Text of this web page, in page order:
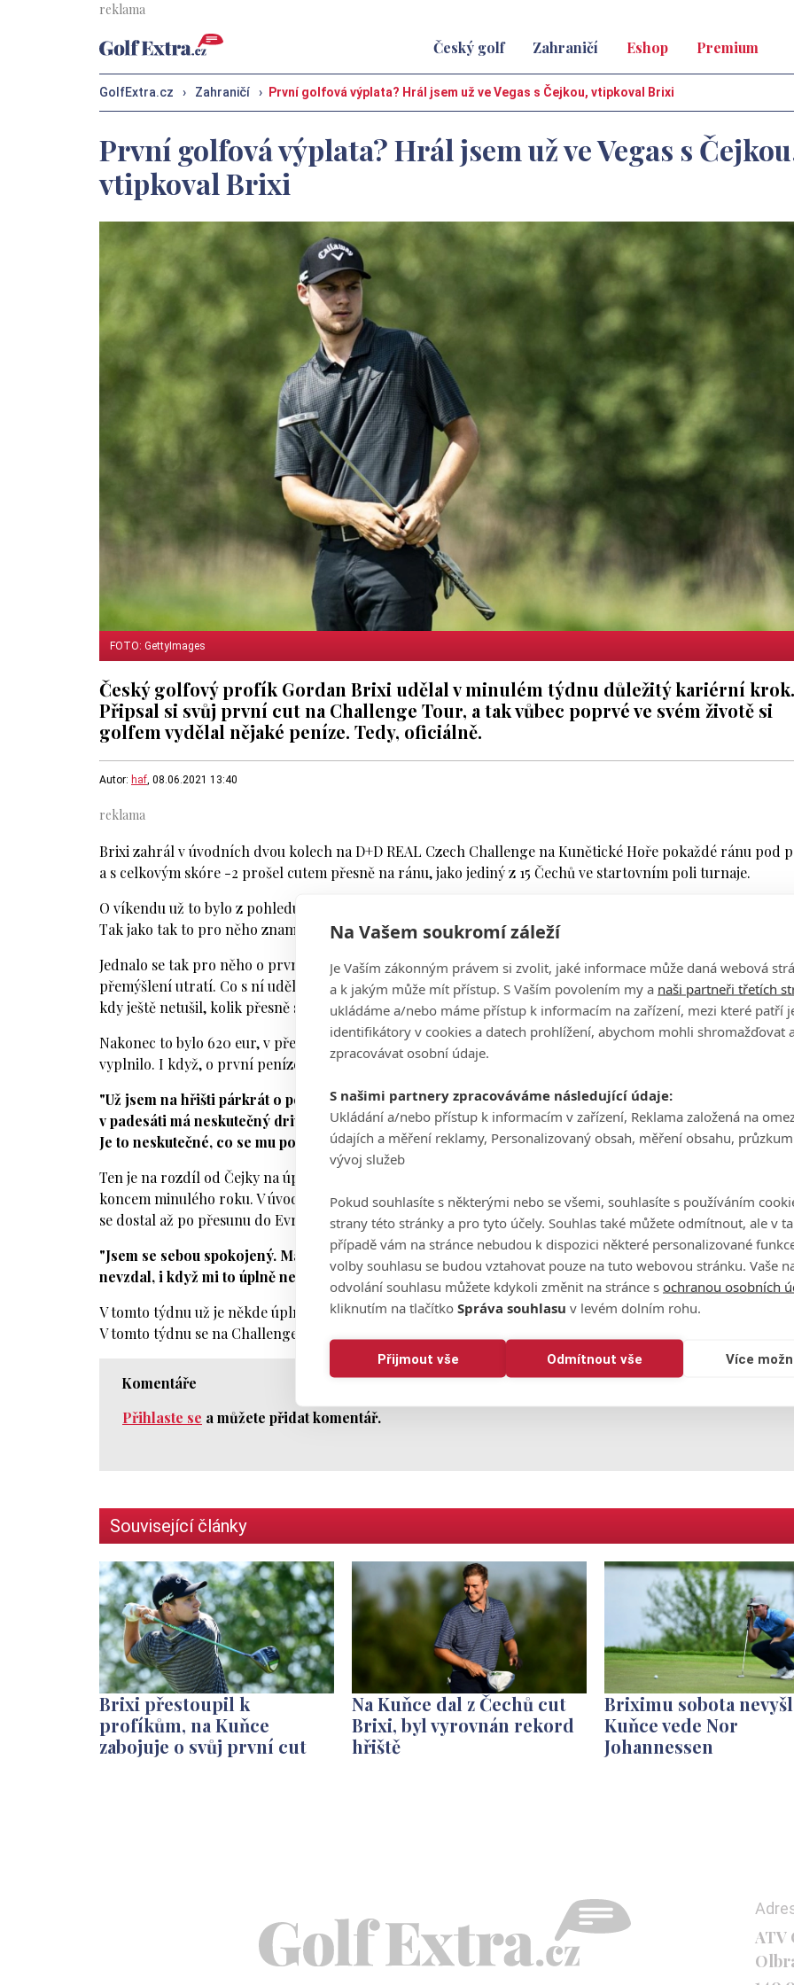
Na Vašem soukromí záleží
Je Vaším zákonným právem si zvolit, jaké informace může daná webová
a k jakým může mít přístup. S Vaším povolením my a naši partneři třetích
ukládáme a/nebo máme přístup k informacím na zařízení, mezi které patří
identifikátory v cookies a datech prohlížení, abychom mohli shromažďovat
zpracovávat osobní údaje.
S našimi partnery zpracováváme následující údaje:
Ukládání a/nebo přístup k informacím v zařízení, Reklama založená na
údajích a měření reklamy, Personalizovaný obsah, měření obsahu,
vývoj služeb
Pokud souhlasíte s některými nebo se všemi, souhlasíte s používáním
strany této stránky a pro tyto účely. Souhlas také můžete odmítnout, ale v
případě vám na stránce nebudou k dispozici některé personalizované
volby souhlasu se budou vztahovat pouze na tuto webovou stránku. Vaše
odvolání souhlasu můžete kdykoli změnit na stránce s ochranou osobních
kliknutím na tlačítko Správa souhlasu v levém dolním rohu.
Přijmout vše Odmítnout vše Více
Český golf Zahraničí Eshop Premium
GolfExtra.cz › Zahraničí › První golfová výplata? Hrál jsem už ve Vegas s Čejkou, vtipkoval Brixi
První golfová výplata? Hrál jsem už ve Vegas s
vtipkoval Brixi
FOTO: GettyImages
Český golfový profík Gordan Brixi udělal v minulém týdnu důležitý kariérní krok.
Připsal si svůj první cut na Challenge Tour, a tak vůbec poprvé ve svém životě si
golfem vydělal nějaké peníze. Tedy, oficiálně.
Autor: haf , 08.06.2021 13:40
Brixi zahrál v úvodních dvou kolech na D+D REAL Czech Challenge na Kunětické Hoře pokaždé ránu pod
a s celkovým skóre -2 prošel cutem přesně na ránu, jako jediný z 15 Čechů ve startovním poli turnaje.
O víkendu už to bylo z pohledu stále ještě 18letého golfisty horší, a nakonec obsadil s plus patnácti 60.
Tak jako tak to pro něho znamenalo, že si po turnaji došel pro svůj první golfový šek v životě.
Jednalo se tak pro něho o první oficiální výplatu v životě, na kterou snad každý vzpomíná a většinou ji bez
přemýšlení utratí. Co s ní udělá Brixi?"Snad to bude stačit alespoň na zaplacení hotelu,"usmál se Brixi v
kdy ještě netušil, kolik přesně si z celkového prize poolu ukrojí.
Nakonec to bylo 620 eur, v přepočtu tedy něco přes patnáct tisíc korun, takže se mu jeho přání dost možná
vyplnilo. I když, o první peníze, na které si díky golfu přišel, se nejednalo. Golfisté určitě rozumí.
"Už jsem na hřišti párkrát o peníze hrál, třeba koncem minulého roku ve Vegas s Alexem Čejkou. Je
v padesáti má neskutečný drive. A až ho potkám zase příště, už bude minimálně dvojnásobný major
Je to neskutečné, co se mu povedlo,"řekl Brixi.
Ten je na rozdíl od Čejky na úplném začátku své profesionální kariéry, když se s amatérským statusem
koncem minulého roku. V úvodu toho zkoušel převážně kvalifikace na Korn Ferry Tour, ale do hlavního
se dostal až po přesunu do Evropy na Kuňce.
"Jsem se sebou spokojený. Mám radost z toho, že jsem dal svůj první cut a že jsem se na hřišti nikdy
nevzdal, i když mi to úplně nešlo,"
zhodnotil svůj týden strávený na hřišti nedaleko Pardubic.
V tomto týdnu už je někde úplně jinde, když ho čekají další dva turnaje Challenge Tour, tentokrát ve
V tomto týdnu se na Challenge de Cadiz potká mimo jiné se Stanislavem Matušem a Alešem Kořínkem.
Komentáře
Přihlaste se a můžete přidat komentář.
Související články
Brixi přestoupil k
profíkům, na Kuňce
zabojuje o svůj první cut
Na Kuňce dal z Čechů cut
Brixi, byl vyrovnán rekord
hřiště
Briximu sobota
Kuňce vede Nor
Johannessen
ATV